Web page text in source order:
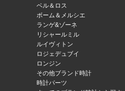
ベル＆ロス
ボーム＆メルシエ
ランゲ&ゾーネ
リシャールミル
ルイヴィトン
ロジェデュブイ
ロンジン
その他ブランド時計
時計パーツ